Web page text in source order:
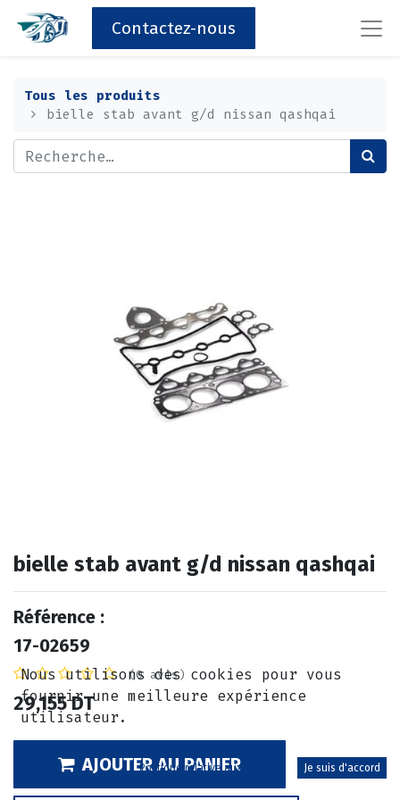
Contactez-nous
Tous les produits
bielle stab avant g/d nissan qashqai
bielle stab avant g/d nissan qashqai
Référence :
17-02659
(0 avis)
29,155DT
AJOUTER AU PANIER
Nous utilisons des cookies pour vous
fournir une meilleure expérience
utilisateur.
Politique relative aux cookies Je suis d'accord